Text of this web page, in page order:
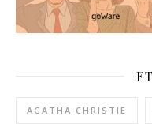
AGATHA CHRISTIE